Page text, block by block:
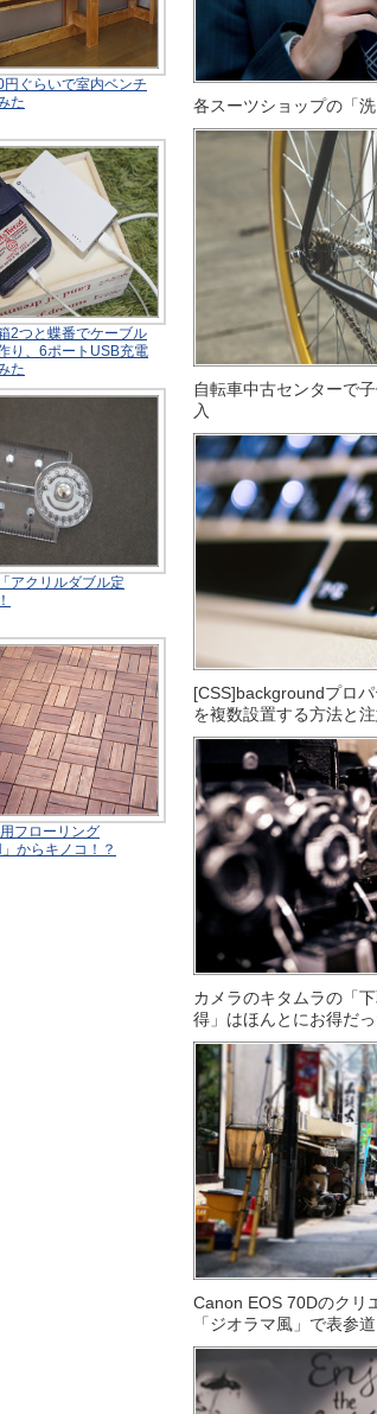
ぐらいで室内ベンチ
た
2つと蝶番でケーブル
り、6ポートUSB充電
た
アクリルダブル定
フローリング
」からキノコ！？
各スーツショップの「
自転車中古センターで
入
[CSS]backgroundプロ
を複数設置する方法と
カメラのキタムラの「
得」はほんとにお得だっ
Canon EOS 70Dのクリ
「ジオラマ風」で表参